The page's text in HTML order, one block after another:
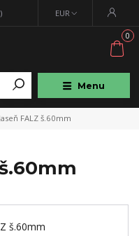
Menu
EUR
0
FALZ š.60mm